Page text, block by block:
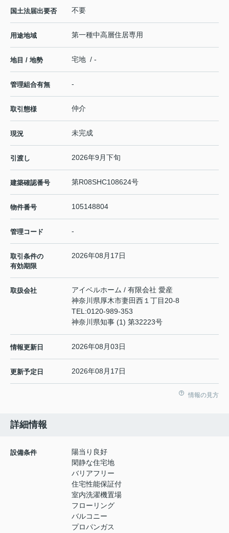
国土法届出要否 不要
用途地域 第一種中高層住居専用
地目 / 地勢 宅地 / -
管理組合有無 -
取引態様 仲介
現況 未完成
引渡し 2026年9月下旬
建築確認番号 第R08SHC108624号
物件番号 105148804
管理コード -
取引条件の
有効期限
2026年08月17日
取扱会社
アイベルホーム / 有限会社 愛産
神奈川県厚木市妻田西１丁目20-8
TEL:0120-989-353
神奈川県知事 (1) 第32223号
情報更新日 2026年08月03日
更新予定日 2026年08月17日
情報の見方
詳細情報
設備条件
陽当り良好
閑静な住宅地
バリアフリー
住宅性能保証付
室内洗濯機置場
フローリング
バルコニー
プロパンガス